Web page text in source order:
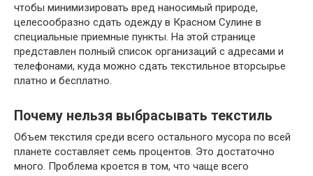
чтобы минимизировать вред наносимый природе,
целесообразно сдать одежду в Красном Сулине в
специальные приемные пункты. На этой странице
представлен полный список организаций с адресами и
телефонами, куда можно сдать текстильное вторсырье
платно и бесплатно.
Почему нельзя выбрасывать текстиль
Объем текстиля среди всего остального мусора по всей
планете составляет семь процентов. Это достаточно
много. Проблема кроется в том, что чаще всего